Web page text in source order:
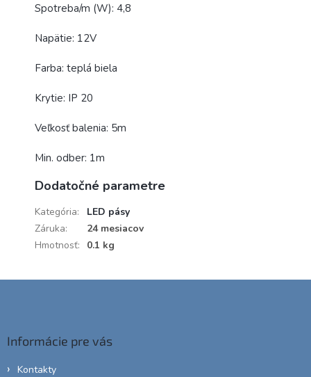
Spotreba/m (W): 4,8
Napätie: 12V
Farba: teplá biela
Krytie: IP 20
Veľkosť balenia: 5m
Min. odber: 1m
Dodatočné parametre
Kategória:
LED pásy
Záruka:
24 mesiacov
Hmotnosť: 0.1 kg
Informácie pre vás
Kontakty